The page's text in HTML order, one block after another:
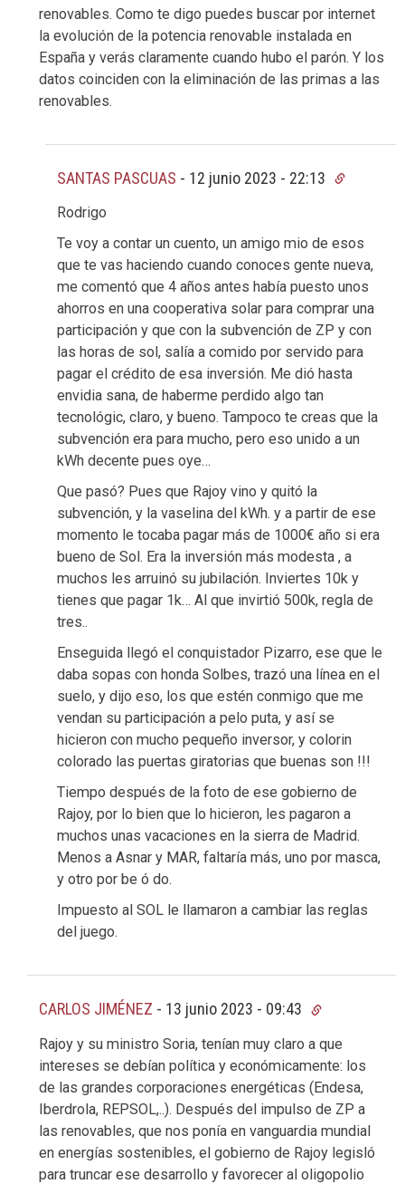
renovables. Como te digo puedes buscar por internet
la evolución de la potencia renovable instalada en
España y verás claramente cuando hubo el parón. Y los
datos coinciden con la eliminación de las primas a las
renovables.
SANTAS PASCUAS - 12 junio 2023 - 22:13
Rodrigo
Te voy a contar un cuento, un amigo mio de esos
que te vas haciendo cuando conoces gente nueva,
me comentó que 4 años antes había puesto unos
ahorros en una cooperativa solar para comprar una
participación y que con la subvención de ZP y con
las horas de sol, salía a comido por servido para
pagar el crédito de esa inversión. Me dió hasta
envidia sana, de haberme perdido algo tan
tecnológic, claro, y bueno. Tampoco te creas que la
subvención era para mucho, pero eso unido a un
kWh decente pues oye…
Que pasó? Pues que Rajoy vino y quitó la
subvención, y la vaselina del kWh. y a partir de ese
momento le tocaba pagar más de 1000€ año si era
bueno de Sol. Era la inversión más modesta , a
muchos les arruinó su jubilación. Inviertes 10k y
tienes que pagar 1k… Al que invirtió 500k, regla de
tres..
Enseguida llegó el conquistador Pizarro, ese que le
daba sopas con honda Solbes, trazó una línea en el
suelo, y dijo eso, los que estén conmigo que me
vendan su participación a pelo puta, y así se
hicieron con mucho pequeño inversor, y colorin
colorado las puertas giratorias que buenas son !!!
Tiempo después de la foto de ese gobierno de
Rajoy, por lo bien que lo hicieron, les pagaron a
muchos unas vacaciones en la sierra de Madrid.
Menos a Asnar y MAR, faltaría más, uno por masca,
y otro por be ó do.
Impuesto al SOL le llamaron a cambiar las reglas
del juego.
CARLOS JIMÉNEZ - 13 junio 2023 - 09:43
Rajoy y su ministro Soria, tenían muy claro a que
intereses se debían política y económicamente: los
de las grandes corporaciones energéticas (Endesa,
Iberdrola, REPSOL,..). Después del impulso de ZP a
las renovables, que nos ponía en vanguardia mundial
en energías sostenibles, el gobierno de Rajoy legisló
para truncar ese desarrollo y favorecer al oligopolio